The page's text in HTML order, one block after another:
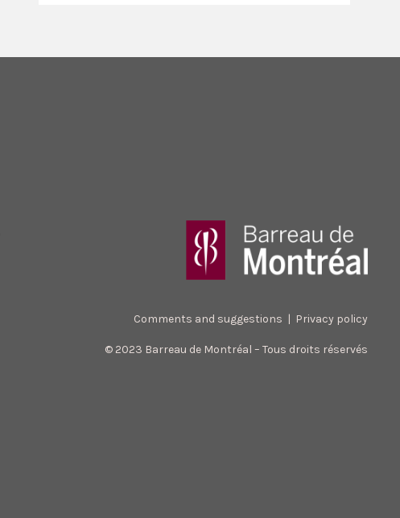
Comments and suggestions Privacy policy
© 2023 Barreau de Montréal – Tous droits réservés